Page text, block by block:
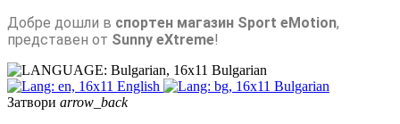
Добре дошли в спортен магазин Sport eMotion,
представен от Sunny eXtreme!
Bulgarian
English
Bulgarian
Затвори arrow_back